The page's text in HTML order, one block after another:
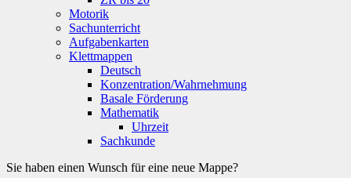
Motorik
Sachunterricht
Aufgabenkarten
Klettmappen
Deutsch
Konzentration/Wahrnehmung
Basale Förderung
Mathematik
Uhrzeit
Sachkunde
Sie haben einen Wunsch für eine neue Mappe?